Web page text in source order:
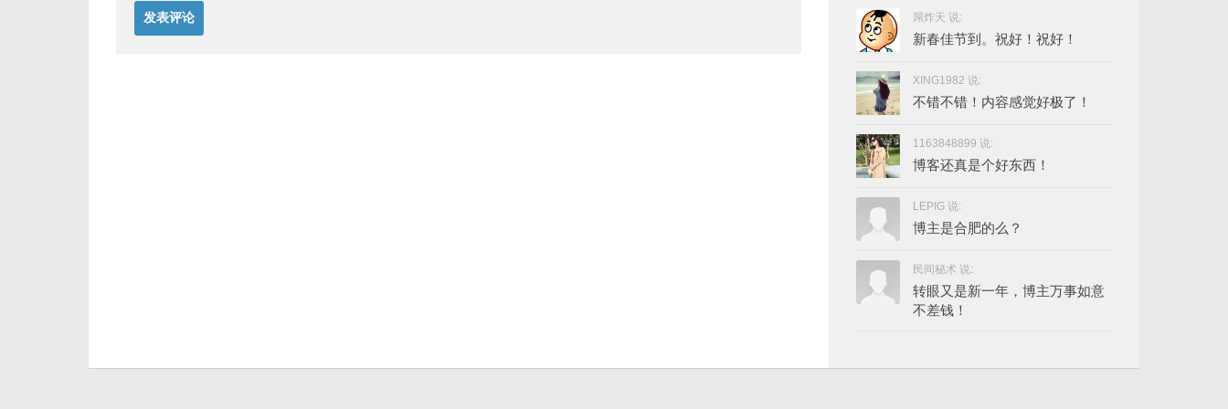
屌炸天 说:
新春佳节到。祝好！祝好！
XING1982 说:
不错不错！内容感觉好极了！
1163848899 说:
博客还真是个好东西！
LEPIG 说:
博主是合肥的么？
民间秘术 说:
转眼又是新一年，博主万事如意
不差钱！